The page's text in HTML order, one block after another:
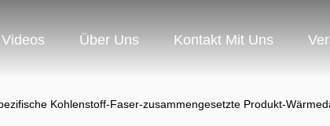
Videos Über Uns Kontakt Mit Uns
Kohlenstoff-Faser-zusammengesetzte Produkt-